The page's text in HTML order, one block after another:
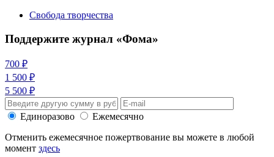
Свобода творчества
Поддержите журнал «Фома»
700 ₽
1 500 ₽
5 500 ₽
Единоразово
Ежемесячно
Отменить ежемесячное пожертвование вы можете в любой
момент здесь